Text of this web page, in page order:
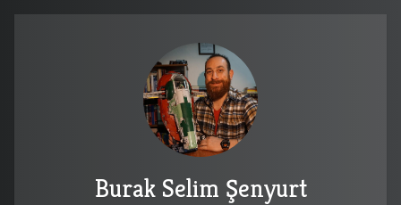
Burak Selim Şenyurt